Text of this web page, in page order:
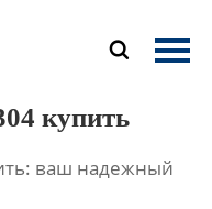

купить
ваш надежный